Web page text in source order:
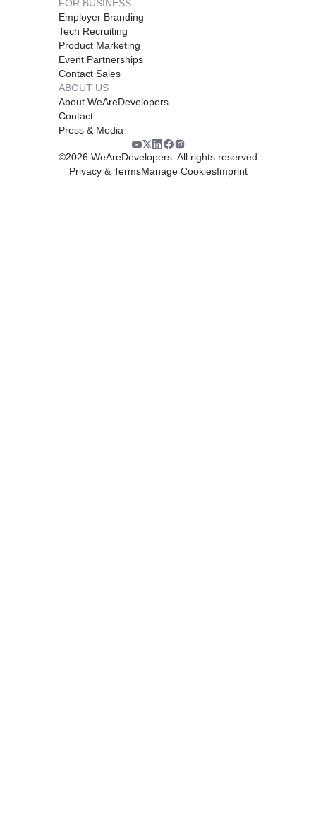
FOR BUSINESS
Employer Branding
Tech Recruiting
Product Marketing
Event Partnerships
Contact Sales
ABOUT US
About WeAreDevelopers
Contact
Press & Media
©2026 WeAreDevelopers. All rights reserved
Privacy & TermsManage CookiesImprint